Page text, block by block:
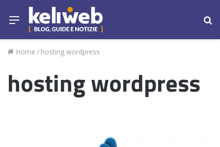
Menu
Home / hosting wordpress
hosting wordpress